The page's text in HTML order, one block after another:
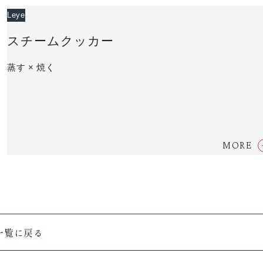
Leye
スチームクッカー
蒸す × 焼く
MORE
覧に戻る